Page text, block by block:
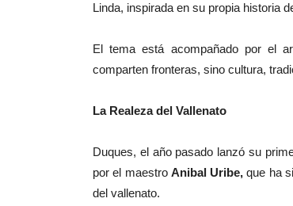
Linda, inspirada en su propia historia
El tema está acompañado por el
comparten fronteras, sino cultura,
La Realeza del Vallenato
Duques, el año pasado lanzó su
por el maestro Anibal Uribe,que ha
del vallenato.